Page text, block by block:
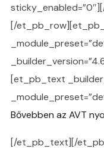
[/
[et_pb_text
Bővebben az AVT
[/et_pb_text][/